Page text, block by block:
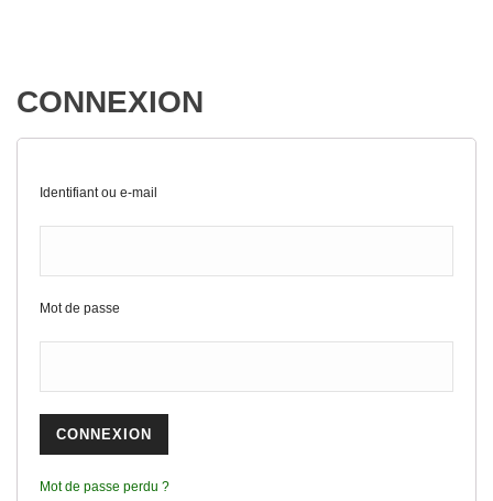
CONNEXION
Identifiant ou e-mail
Mot de passe
Mot de passe perdu ?